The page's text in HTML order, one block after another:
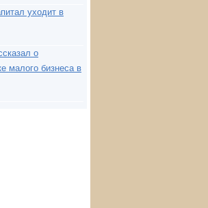
уходит в
о
малого бизнеса в